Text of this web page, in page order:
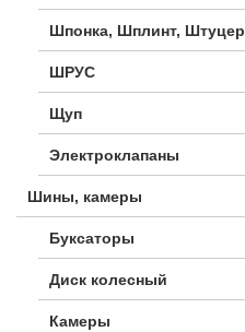
Шпонка, Шплинт, Штуцер
ШРУС
Щуп
Электроклапаны
Шины, камеры
Буксаторы
Диск колесный
Камеры